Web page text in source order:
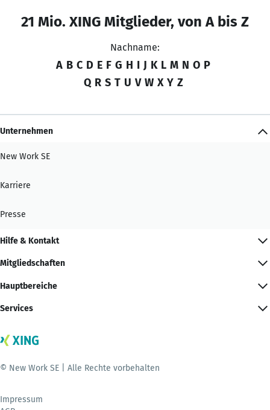
21 Mio. XING Mitglieder, von A bis Z
Nachname:
A B C D E F G H I J K L M N O P
Q R S T U V W X Y Z
Unternehmen
New Work SE
Karriere
Presse
Hilfe & Kontakt
Mitgliedschaften
Hauptbereiche
Services
© New Work SE | Alle Rechte vorbehalten
Impressum